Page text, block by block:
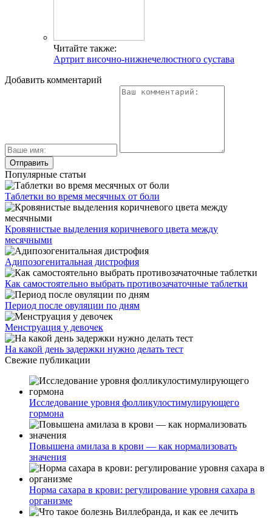
Читайте также:
Артрит височно-нижнечелюстного сустава
Добавить комментарий
Популярные статьи
Таблетки во время месячных от боли
Кровянистые выделения коричневого цвета между
месячными
Адипозогенитальная дистрофия
Как самостоятельно выбрать противозачаточные таблетки
Период после овуляции по дням
Менструация у девочек
На какой день задержки нужно делать тест
Свежие публикации
Исследование уровня фолликулостимулирующего
гормона
Повышена амилаза в крови — как нормализовать
значения
Норма сахара в крови: регулирование уровня сахара в
организме